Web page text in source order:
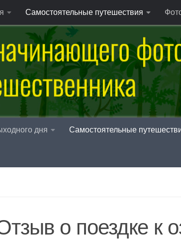
Самостоятельные путешествия
дня Самостоятельные
о поездке к